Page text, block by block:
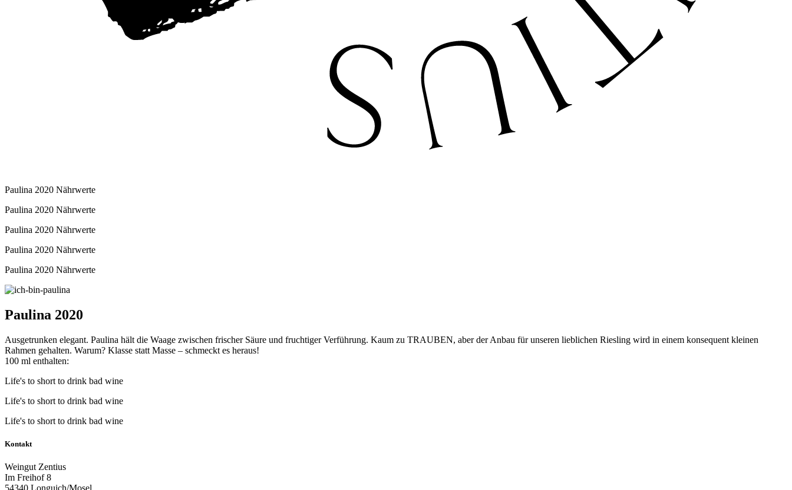
Paulina 2020 Nährwerte
Paulina 2020 Nährwerte
Paulina 2020 Nährwerte
Paulina 2020 Nährwerte
Paulina 2020 Nährwerte
Paulina 2020
Ausgetrunken elegant. Paulina hält die Waage zwischen frischer Säure und fruchtiger Verführung. Kaum zu TRAUBEN, aber der Anbau für unseren lieblichen Riesling wird in einem konsequent kleinen
Rahmen gehalten. Warum? Klasse statt Masse – schmeckt es heraus!
100 ml enthalten:
Life's to short to drink bad wine
Life's to short to drink bad wine
Life's to short to drink bad wine
Kontakt
Weingut Zentius
Im Freihof 8